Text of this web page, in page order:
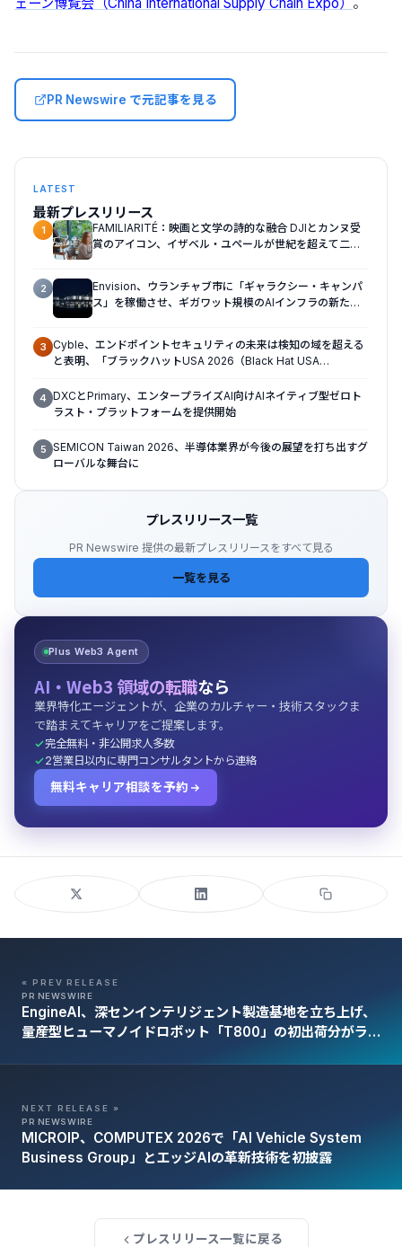
PR Newswire で元記事を見る
LATEST
最新プレスリリース
1
FAMILIARITÉ：映画と文学の詩的な融合 DJIとカンヌ受
賞のアイコン、イザベル・ユペールが世紀を超えて二人
2
Envision、ウランチャブ市に「ギャラクシー・キャンパ
ス」を稼働させ、ギガワット規模のAIインフラの新たな
3 Cyble、エンドポイントセキュリティの未来は検知の域を超える
と表明、「ブラックハットUSA 2026（Black Hat USA
4 DXCとPrimary、エンタープライズAI向けAIネイティブ型ゼロト
ラスト・プラットフォームを提供開始
5 SEMICON Taiwan 2026、半導体業界が今後の展望を打ち出すグ
ローバルな舞台に
プレスリリース一覧
PR Newswire 提供の最新プレスリリースをすべて見る
一覧を見る
Plus Web3 Agent
AI・Web3 領域の転職なら
業界特化エージェントが、企業のカルチャー・技術スタックま
で踏まえてキャリアをご提案します。
完全無料・非公開求人多数
2営業日以内に専門コンサルタントから連絡
無料キャリア相談を予約
« PREV RELEASE
PR NEWSWIRE
EngineAI、深センインテリジェント製造基地を立ち上げ、
量産型ヒューマノイドロボット「T800」の初出荷分がラ
NEXT RELEASE »
PR NEWSWIRE
MICROIP、COMPUTEX 2026で「AI Vehicle System
Business Group」とエッジAIの革新技術を初披露
プレスリリース一覧に戻る